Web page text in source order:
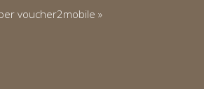
voucher2mobile »